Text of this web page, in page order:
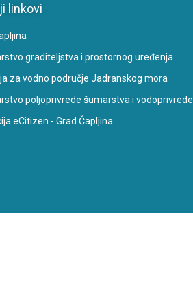
linkovi
graditeljstva i prostornog uređenja
za vodno područje Jadranskog mora
poljoprivrede šumarstva i vodoprivrede
eCitizen - Grad Čapljina